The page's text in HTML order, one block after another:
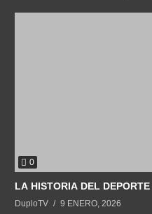
0
LA HISTORIA DEL
DuploTV 9 ENERO, 2026